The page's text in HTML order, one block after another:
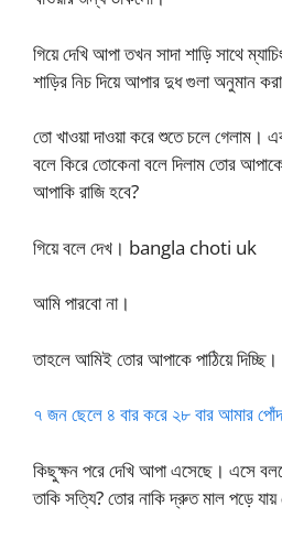
গিয়ে দেখি আপা তখন সাদা শাড়ি সাথে
শাড়ির নিচ দিয়ে আপার দুধ গুলা অনুমান
তো খাওয়া দাওয়া করে শুতে চলে গেলাম।
বলে কিরে তোকেনা বলে দিলাম তোর
আপাকি রাজি হবে?
গিয়ে বলে দেখ। bangla choti uk
আমি পারবো না।
তাহলে আমিই তোর আপাকে পাঠিয়ে দিচ্ছি।
৭ জন ছেলে ৪ বার করে ২৮ বার আমার
কিছুক্ষন পরে দেখি আপা এসেছে। এসে
তাকি সত্যি? তোর নাকি দ্রুত মাল পড়ে